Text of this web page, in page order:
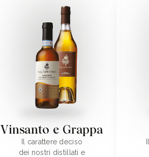
Vinsanto e Grappa
Il carattere deciso
dei nostri distillati e